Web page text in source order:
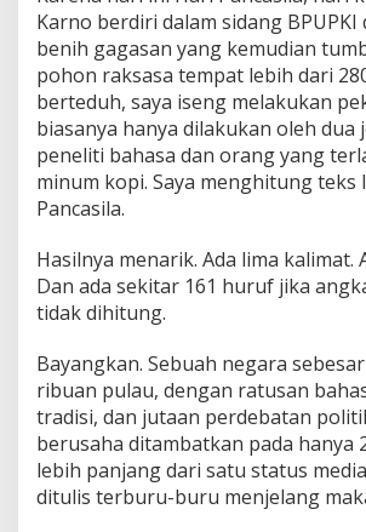
Karno berdiri dalam sidang BPUPKI
benih gagasan yang kemudian
pohon raksasa tempat lebih dari
berteduh, saya iseng melakukan
biasanya hanya dilakukan oleh dua
peneliti bahasa dan orang yang
minum kopi. Saya menghitung teks
Pancasila.
Hasilnya menarik. Ada lima kalimat.
Dan ada sekitar 161 huruf jika
tidak dihitung.
Bayangkan. Sebuah negara
ribuan pulau, dengan ratusan
tradisi, dan jutaan perdebatan
berusaha ditambatkan pada hanya
lebih panjang dari satu status
ditulis terburu-buru menjelang